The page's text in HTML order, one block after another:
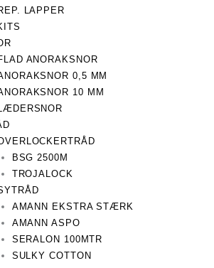
LAPPER
ANORAKSNOR
0,5 MM
10 MM
BSG 2500M
TROJALOCK
AMANN EKSTRA STÆRK
AMANN ASPO
SERALON 100MTR
SULKY COTTON